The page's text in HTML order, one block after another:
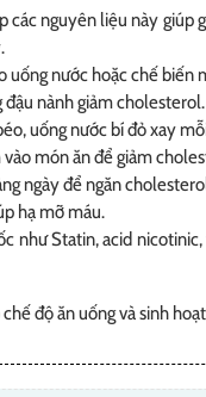
các nguyên liệu này giúp
uống nước hoặc chế biến
nành giảm
uống nước bí đỏ xay
món ăn để giảm
ngày để ngăn
hạ mỡ máu.
như Statin, acid
độ ăn uống và sinh